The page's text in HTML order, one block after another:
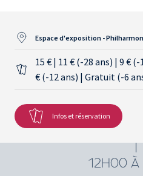
Espace d'exposition -
15 € | 11 € (-28 ans) | 9 €
€ (-12 ans) | Gratuit (-6
Infos et réservation
12H00